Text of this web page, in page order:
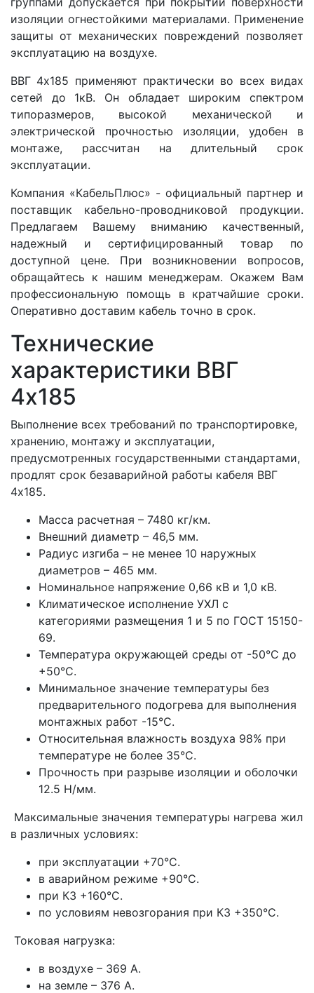
изоляции огнестойкими материалами. Применение
защиты от механических повреждений позволяет
эксплуатацию на воздухе.
ВВГ 4x185 применяют практически во всех видах
сетей до 1кВ. Он обладает широким спектром
типоразмеров, высокой механической и
электрической прочностью изоляции, удобен в
монтаже, рассчитан на длительный срок
эксплуатации.
Компания «КабельПлюс» - официальный партнер и
поставщик кабельно-проводниковой продукции.
Предлагаем Вашему вниманию качественный,
надежный и сертифицированный товар по
доступной цене. При возникновении вопросов,
обращайтесь к нашим менеджерам. Окажем Вам
профессиональную помощь в кратчайшие сроки.
Оперативно доставим кабель точно в срок.
Технические
характеристики ВВГ
4x185
Выполнение всех требований по транспортировке,
хранению, монтажу и эксплуатации,
предусмотренных государственными стандартами,
продлят срок безаварийной работы кабеля ВВГ
4x185.
Масса расчетная – 7480 кг/км.
Внешний диаметр – 46,5 мм.
Радиус изгиба – не менее 10 наружных
диаметров – 465 мм.
Номинальное напряжение 0,66 кВ и 1,0 кВ.
Климатическое исполнение УХЛ с
категориями размещения 1 и 5 по ГОСТ 15150-
69.
Температура окружающей среды от -50°С до
+50°С.
Минимальное значение температуры без
предварительного подогрева для выполнения
монтажных работ -15°С.
Относительная влажность воздуха 98% при
температуре не более 35°С.
Прочность при разрыве изоляции и оболочки
12.5 Н/мм.
Максимальные значения температуры нагрева жил
в различных условиях:
при эксплуатации +70°С.
в аварийном режиме +90°С.
при КЗ +160°С.
по условиям невозгорания при КЗ +350°С.
Токовая нагрузка:
в воздухе – 369 А.
на земле – 376 А.